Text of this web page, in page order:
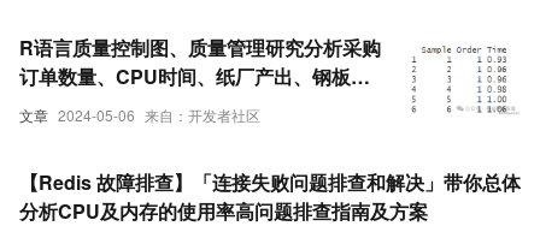
文章 2024-05-06 来自：开发者社区
R语言质量控制图、质量管理研究分析采购
订单数量、CPU时间、纸厂产出、钢板数
据可视化
【Redis 故障排查】「连接失败问题排查和解决」带你总体
分析CPU及内存的使用率高问题排查指南及方案